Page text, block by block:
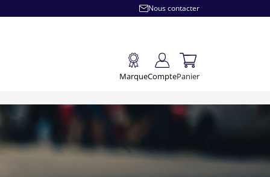
Nous contacter
MarqueComptePanier